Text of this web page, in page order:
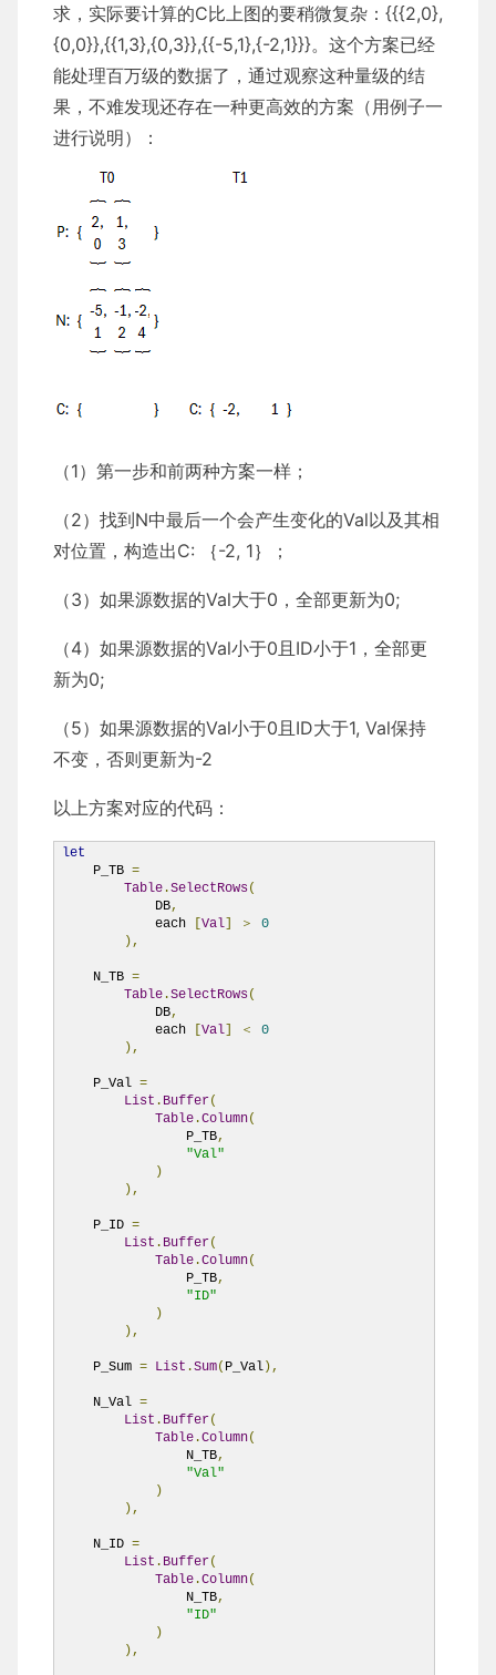
求，实际要计算的C比上图的要稍微复杂：{{{2,0},
{0,0}},{{1,3},{0,3}},{{-5,1},{-2,1}}}。这个方案已经
能处理百万级的数据了，通过观察这种量级的结
果，不难发现还存在一种更高效的方案（用例子一
进行说明）：
（1）第一步和前两种方案一样；
（2）找到N中最后一个会产生变化的Val以及其相
对位置，构造出C: ｛-2, 1｝；
（3）如果源数据的Val大于0，全部更新为0;
（4）如果源数据的Val小于0且ID小于1，全部更
新为0;
（5）如果源数据的Val小于0且ID大于1, Val保持
不变，否则更新为-2
以上方案对应的代码：
let
    P_TB
=
Table .SelectRows(
            DB
,
            each
[Val] ＞
0
),
    N_TB
=
Table .SelectRows(
            DB
,
            each
[Val] ＜
0
),
    P_Val
=
List . Buffer(
Table .Column(
                P_TB
,
"Val"
)
),
    P_ID
=
List . Buffer(
Table .Column(
                P_TB
,
"ID"
)
),
    P_Sum
= List .Sum( P_Val),
    N_Val
=
List . Buffer(
Table .Column(
                N_TB
,
"Val"
)
),
    N_ID
=
List . Buffer(
Table .Column(
                N_TB
,
"ID"
)
),